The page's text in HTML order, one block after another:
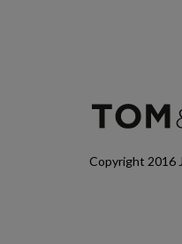
Copyright 2016